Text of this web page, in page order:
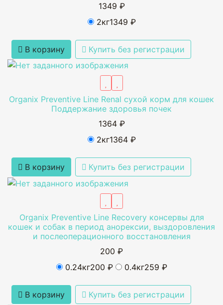
1349 ₽
2кг1349 ₽
В корзину Купить без регистрации
Organix Preventive Line Renal сухой корм для кошек
Поддержание здоровья почек
1364 ₽
2кг1364 ₽
В корзину Купить без регистрации
Organix Preventive Line Recovery консервы для
кошек и собак в период анорексии, выздоровления
и послеоперационного восстановления
200 ₽
0.24кг200 ₽ 0.4кг259 ₽
В корзину Купить без регистрации